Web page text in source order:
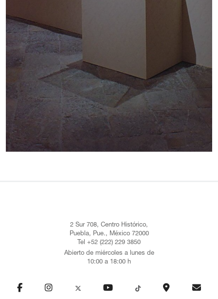
2 Sur 708, Centro Histórico,
Puebla, Pue., México 72000
Tel +52 (222) 229 3850
Abierto de miércoles a lunes de
10:00 a 18:00 h